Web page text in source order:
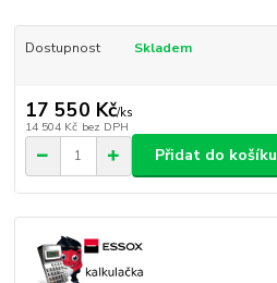
Dostupnost Skladem
17 550 Kč/ks
14 504 Kč bez DPH
Přidat do košíku